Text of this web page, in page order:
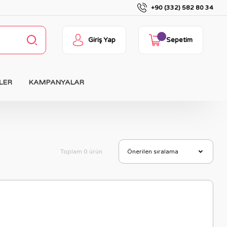
+90 (332) 582 80 34
Giriş Yap Sepetim
KAMPANYALAR
Toplam 0 ürün